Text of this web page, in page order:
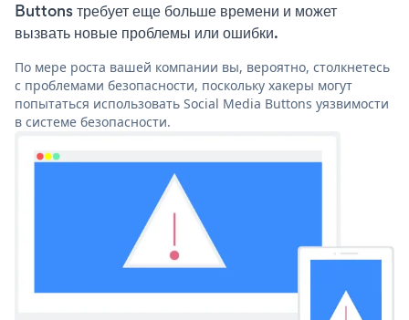
Buttons требует еще больше времени и может
вызвать новые проблемы или ошибки.
По мере роста вашей компании вы, вероятно, столкнетесь
с проблемами безопасности, поскольку хакеры могут
попытаться использовать Social Media Buttons уязвимости
в системе безопасности.